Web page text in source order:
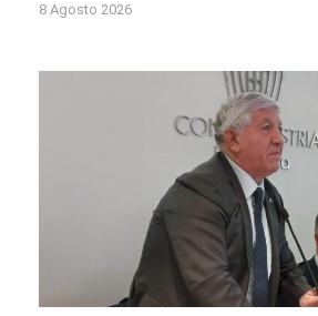
8 Agosto 2026